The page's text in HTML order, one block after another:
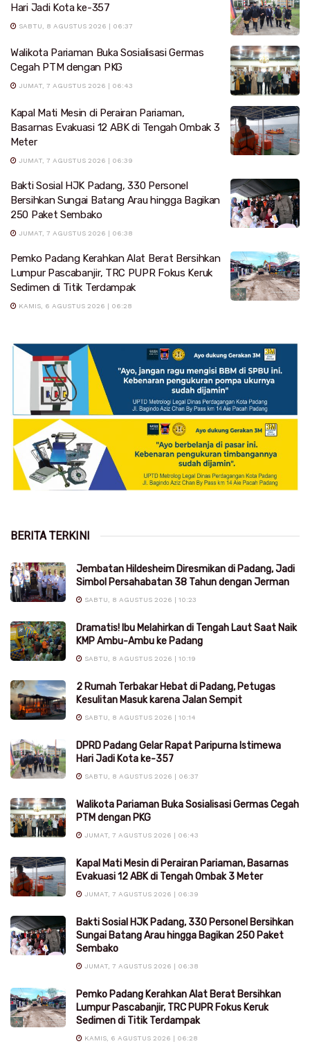
Hari Jadi Kota ke-357
SABTU, 8 AGUSTUS 2026 | 06:37
Walikota Pariaman Buka Sosialisasi Germas
Cegah PTM dengan PKG
JUMAT, 7 AGUSTUS 2026 | 06:43
Kapal Mati Mesin di Perairan Pariaman,
Basarnas Evakuasi 12 ABK di Tengah Ombak 3
Meter
JUMAT, 7 AGUSTUS 2026 | 06:39
Bakti Sosial HJK Padang, 330 Personel
Bersihkan Sungai Batang Arau hingga Bagikan
250 Paket Sembako
JUMAT, 7 AGUSTUS 2026 | 06:38
Pemko Padang Kerahkan Alat Berat Bersihkan
Lumpur Pascabanjir, TRC PUPR Fokus Keruk
Sedimen di Titik Terdampak
KAMIS, 6 AGUSTUS 2026 | 06:28
BERITA TERKINI
Jembatan Hildesheim Diresmikan di Padang, Jadi
Simbol Persahabatan 38 Tahun dengan Jerman
SABTU, 8 AGUSTUS 2026 | 10:23
Dramatis! Ibu Melahirkan di Tengah Laut Saat Naik
KMP Ambu-Ambu ke Padang
SABTU, 8 AGUSTUS 2026 | 10:19
2 Rumah Terbakar Hebat di Padang, Petugas
Kesulitan Masuk karena Jalan Sempit
SABTU, 8 AGUSTUS 2026 | 10:14
DPRD Padang Gelar Rapat Paripurna Istimewa
Hari Jadi Kota ke-357
SABTU, 8 AGUSTUS 2026 | 06:37
Walikota Pariaman Buka Sosialisasi Germas Cegah
PTM dengan PKG
JUMAT, 7 AGUSTUS 2026 | 06:43
Kapal Mati Mesin di Perairan Pariaman, Basarnas
Evakuasi 12 ABK di Tengah Ombak 3 Meter
JUMAT, 7 AGUSTUS 2026 | 06:39
Bakti Sosial HJK Padang, 330 Personel Bersihkan
Sungai Batang Arau hingga Bagikan 250 Paket
Sembako
JUMAT, 7 AGUSTUS 2026 | 06:38
Pemko Padang Kerahkan Alat Berat Bersihkan
Lumpur Pascabanjir, TRC PUPR Fokus Keruk
Sedimen di Titik Terdampak
KAMIS, 6 AGUSTUS 2026 | 06:28